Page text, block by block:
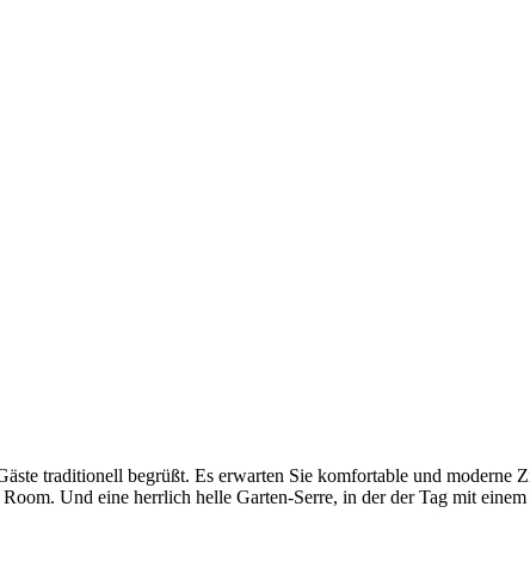
traditionell begrüßt. Es erwarten Sie komfortable und moderne
Und eine herrlich helle Garten-Serre, in der der Tag mit